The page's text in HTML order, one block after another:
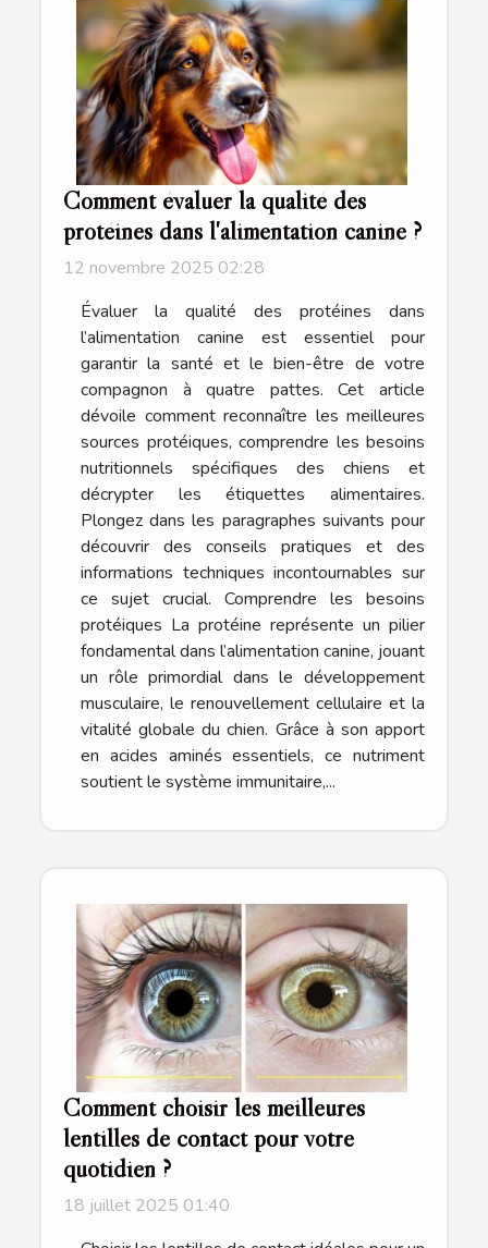
Comment évaluer la qualité des
protéines dans l'alimentation canine ?
12 novembre 2025 02:28
Évaluer la qualité des protéines dans
l’alimentation canine est essentiel pour
garantir la santé et le bien-être de votre
compagnon à quatre pattes. Cet article
dévoile comment reconnaître les meilleures
sources protéiques, comprendre les besoins
nutritionnels spécifiques des chiens et
décrypter les étiquettes alimentaires.
Plongez dans les paragraphes suivants pour
découvrir des conseils pratiques et des
informations techniques incontournables sur
ce sujet crucial. Comprendre les besoins
protéiques La protéine représente un pilier
fondamental dans l’alimentation canine, jouant
un rôle primordial dans le développement
musculaire, le renouvellement cellulaire et la
vitalité globale du chien. Grâce à son apport
en acides aminés essentiels, ce nutriment
soutient le système immunitaire,...
Comment choisir les meilleures
lentilles de contact pour votre
quotidien ?
18 juillet 2025 01:40